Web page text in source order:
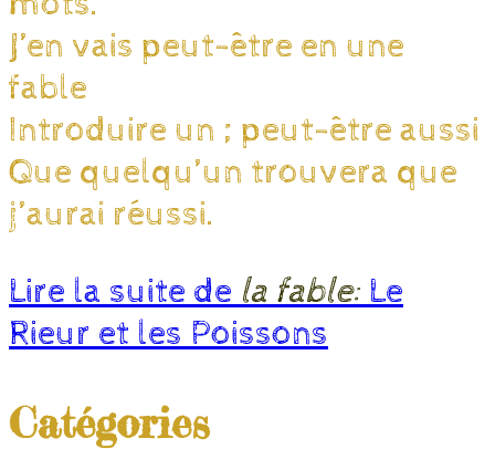
J’en vais peut-être en une
fable
Introduire un ; peut-être aussi
Que quelqu’un trouvera que
j’aurai réussi.
Lire la suite de la fable: Le
Rieur et les Poissons
Catégories